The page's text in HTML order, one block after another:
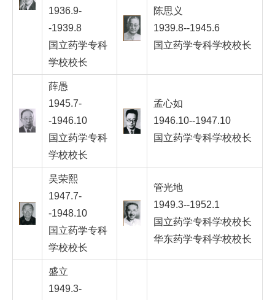
1936.9-
-1939.8
国立药学专科
学校校长
陈思义
1939.8--1945.6
国立药学专科学校校长
薛愚
1945.7-
-1946.10
国立药学专科
学校校长
孟心如
1946.10--1947.10
国立药学专科学校校长
吴荣熙
1947.7-
-1948.10
国立药学专科
学校校长
管光地
1949.3--1952.1
国立药学专科学校校长
华东药学专科学校校长
盛立
1949.3-